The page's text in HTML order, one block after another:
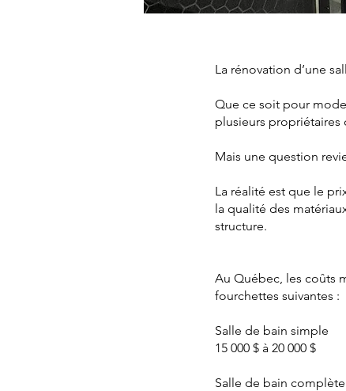
La rénovation d’une
Que ce soit pour
plusieurs propriétaires
Mais une question
La réalité est que le
la qualité des
structure.
Au Québec, les coûts
fourchettes suivantes :
Salle de bain simple
15 000 $ à 20 000 $
Salle de bain complète